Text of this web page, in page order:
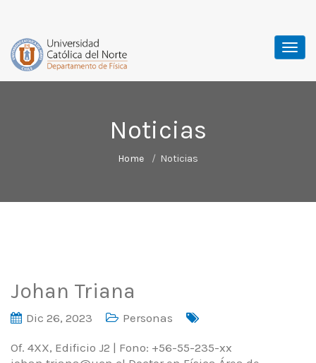
Noticias
Home Noticias
Johan Triana
Dic 26, 2023 Personas
Of. 4XX, Edificio J2 | Fono: +56-55-235-xx